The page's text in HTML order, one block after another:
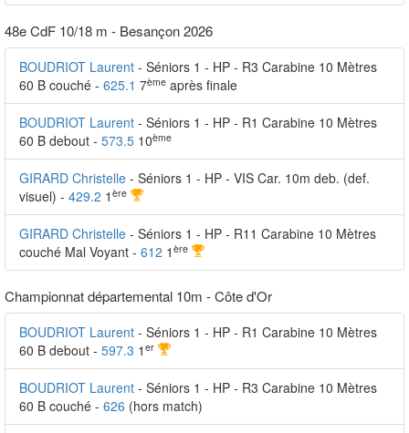
48e CdF 10/18 m - Besançon 2026
BOUDRIOT Laurent - Séniors 1 - HP - R3 Carabine 10 Mètres
60 B couché - 625.1 7ème après finale
BOUDRIOT Laurent - Séniors 1 - HP - R1 Carabine 10 Mètres
60 B debout - 573.5 10ème
GIRARD Christelle - Séniors 1 - HP - VIS Car. 10m deb. (def.
visuel) - 429.2 1 ère
GIRARD Christelle - Séniors 1 - HP - R11 Carabine 10 Mètres
couché Mal Voyant - 612 1 ère
Championnat départemental 10m - Côte d'Or
BOUDRIOT Laurent - Séniors 1 - HP - R1 Carabine 10 Mètres
60 B debout - 597.3 1 er
BOUDRIOT Laurent - Séniors 1 - HP - R3 Carabine 10 Mètres
60 B couché - 626 (hors match)